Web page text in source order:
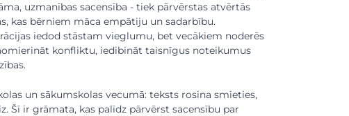
uzmanības sacensība - tiek pārvērstas atvērtās
kas bērniem māca empātiju un sadarbību.
iedod stāstam vieglumu, bet vecākiem noderēs
konfliktu, iedibināt taisnīgus noteikumus
un sākumskolas vecumā: teksts rosina smieties,
Šī ir grāmata, kas palīdz pārvērst sacensību par